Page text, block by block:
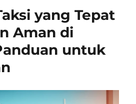
yang Tepat
Aman di
untuk